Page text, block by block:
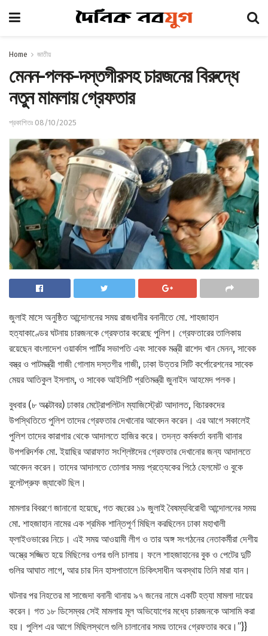
Home জাতীয়
মেনন-পলক-দস্তগীরসহ চারজনের বিরুদ্ধে
নতুন মামলায় গ্রেফতার
প্রকাশিতঃ 08/10/2025
জুলাই মাসে অনুষ্ঠিত আন্দোলনের সময় রাজধানীর বনানীতে মো. শাহজাহান
হত্যাকাণ্ডের ঘটনায় চারজনকে গ্রেফতার করেছে পুলিশ। গ্রেফতারের তালিকায়
রয়েছেন বাংলাদেশ ওয়ার্কাস পার্টির সভাপতি এবং সাবেক মন্ত্রী রাশেদ খান মেনন, সাবেক
বস্ত্র ও পাটমন্ত্রী গাজী গোলাম দস্তগীর গাজী, ঢাকা উত্তর সিটি কর্পোরেশনের সাবেক
মেয়র আতিকুল ইসলাম, ও সাবেক আইসিটি প্রতিমন্ত্রী জুনাইদ আহমেদ পলক।
বুধবার (৮ অক্টোবর) ঢাকার মেট্রোপলিটন ম্যাজিস্ট্রেট আদালত, বিচারকদের
উপস্থিতিতে পুলিশ তাদের গ্রেফতার দেখানোর আবেদন করেন। এর আগে সকালেই
পুলিশ তাদের কারাগার থেকে আদালতে হাজির করে। তদন্ত কর্মকর্তা বনানী থানার
উপপরিদর্শক মো. ইয়াছির আরাফাত সংশ্লিষ্টদের গ্রেফতার দেখানোর জন্য আদালতে
আবেদন করেন। তাদের আদালতে তোলার সময় প্রত্যেকের পিঠে হেলমেট ও বুকে
বুলেটপ্রুফ জ্যাকেট ছিল।
মামলার বিবরণে জানানো হয়েছে, গত বছরের ১৯ জুলাই বৈষম্যবিরোধী আন্দোলনের সময়
মো. শাহজাহান নামের এক শ্রমিক শান্তিপূর্ণ মিছিল করছিলেন ঢাকা মহাখালী
ফ্লাইওভারের নিচে। এই সময় আওয়ামী লীগ ও তার অঙ্গ সংগঠনের নেতাকর্মীরা দেশীয়
অস্ত্রে সজ্জিত হয়ে মিছিলের ওপর গুলি চালায়। ফলে শাহজাহানের বুক ও পেটের দুটি
গুলির আঘাত লাগে, আর চার দিন হাসপাতালে চিকিৎসাধীন অবস্থায় তিনি মারা যান।
ঘটনার পর নিহতের মা সাজেদা বনানী থানায় ৯৭ জনের নামে একটি হত্যা মামলা দায়ের
করেন। গত ১৮ ডিসেম্বর সেই মামলায় মূল অভিযোগের মধ্যে চারজনকে আসামি করা
হয়। পুলিশ এর আগে মিছিলস্থলে গুলি চালানোর সময় তাদের গ্রেফতার করে।”}}